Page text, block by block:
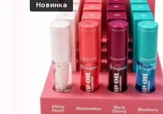
Новинка